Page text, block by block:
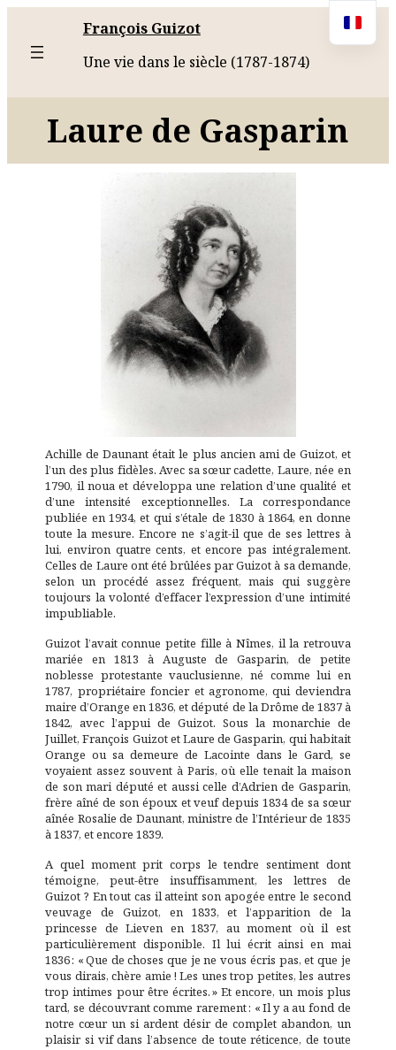
François Guizot
Une vie dans le siècle (1787-1874)
Laure de Gasparin
Achille de Daunant était le plus ancien ami de Guizot, et
l’un des plus fidèles. Avec sa sœur cadette, Laure, née en
1790, il noua et développa une relation d’une qualité et
d’une intensité exceptionnelles. La correspondance
publiée en 1934, et qui s’étale de 1830 à 1864, en donne
toute la mesure. Encore ne s’agit-il que de ses lettres à
lui, environ quatre cents, et encore pas intégralement.
Celles de Laure ont été brûlées par Guizot à sa demande,
selon un procédé assez fréquent, mais qui suggère
toujours la volonté d’effacer l’expression d’une intimité
impubliable.
Guizot l’avait connue petite fille à Nîmes, il la retrouva
mariée en 1813 à Auguste de Gasparin, de petite
noblesse protestante vauclusienne, né comme lui en
1787, propriétaire foncier et agronome, qui deviendra
maire d’Orange en 1836, et député de la Drôme de 1837 à
1842, avec l’appui de Guizot. Sous la monarchie de
Juillet, François Guizot et Laure de Gasparin, qui habitait
Orange ou sa demeure de Lacointe dans le Gard, se
voyaient assez souvent à Paris, où elle tenait la maison
de son mari député et aussi celle d’Adrien de Gasparin,
frère aîné de son époux et veuf depuis 1834 de sa sœur
aînée Rosalie de Daunant, ministre de l’Intérieur de 1835
à 1837, et encore 1839.
A quel moment prit corps le tendre sentiment dont
témoigne, peut-être insuffisamment, les lettres de
Guizot ? En tout cas il atteint son apogée entre le second
veuvage de Guizot, en 1833, et l’apparition de la
princesse de Lieven en 1837, au moment où il est
particulièrement disponible. Il lui écrit ainsi en mai
1836 : « Que de choses que je ne vous écris pas, et que je
vous dirais, chère amie ! Les unes trop petites, les autres
trop intimes pour être écrites. » Et encore, un mois plus
tard, se découvrant comme rarement : « Il y a au fond de
notre cœur un si ardent désir de complet abandon, un
plaisir si vif dans l’absence de toute réticence, de toute